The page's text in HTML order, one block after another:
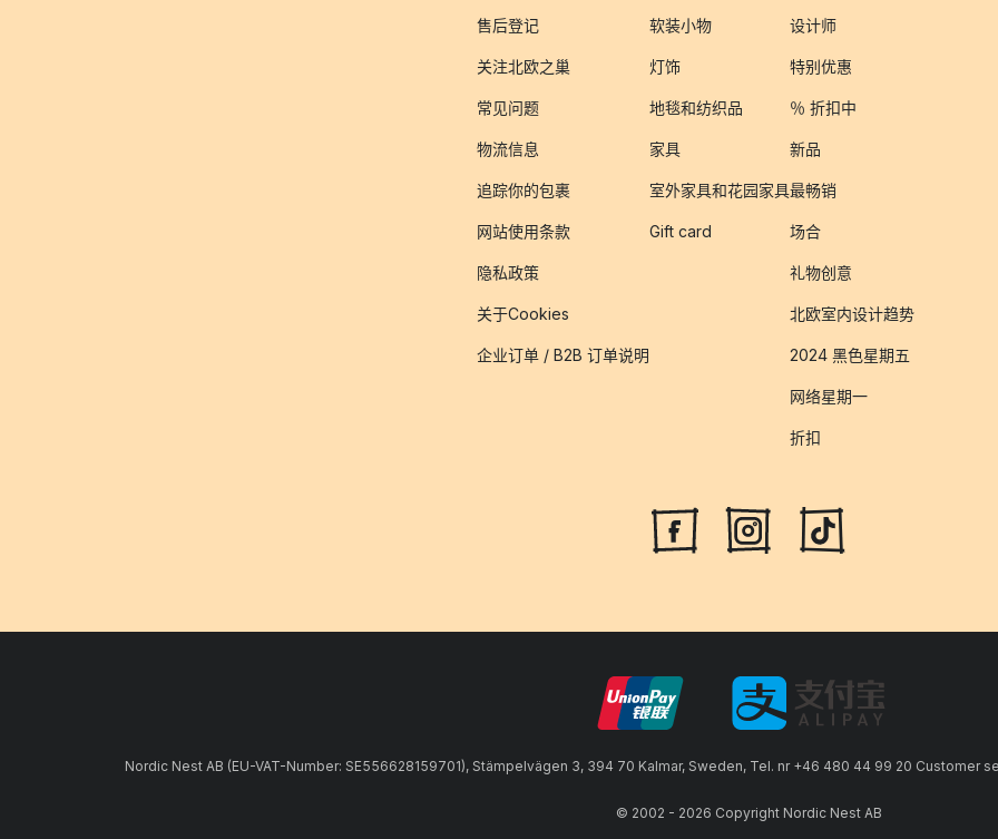
售后登记
关注北欧之巢
常见问题
物流信息
追踪你的包裹
网站使用条款
隐私政策
关于Cookies
企业订单 / B2B 订单说明
软装小物
灯饰
地毯和纺织品
家具
室外家具和花园家具
Gift card
设计师
特别优惠
％ 折扣中
新品
最畅销
场合
礼物创意
北欧室内设计趋势
2024 黑色星期五
网络星期一
折扣
Nordic Nest AB (EU-VAT-Number: SE556628159701), Stämpelvägen 3, 394 70 Kalmar, Sweden, Tel. nr +46 480 44 99 20 Customer
© 2002 - 2026 Copyright Nordic Nest AB